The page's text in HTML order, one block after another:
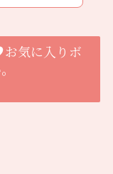
お気に入りボ